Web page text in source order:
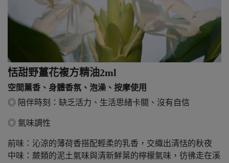
恬甜野薑花複方精油2ml
空間薰香、身體香氛、泡澡、按摩使用
◎ 陪伴時刻：缺乏活力、生活思緒卡關、沒有自信
◎ 氣味調性
前味：沁涼的薄荷香搭配輕柔的乳香，交織出清恬的秋夜
中味：蕨類的泥土氣味與清新鮮葉的檸檬氣味，彷彿走在溪